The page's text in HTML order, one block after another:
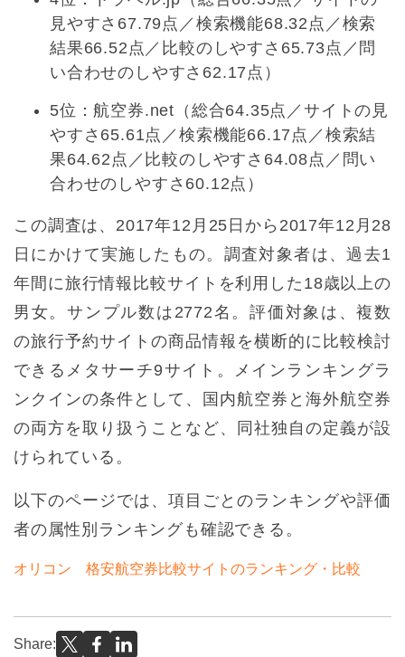
見やすさ67.79点／検索機能68.32点／検索
結果66.52点／比較のしやすさ65.73点／問
い合わせのしやすさ62.17点）
5位：航空券.net（総合64.35点／サイトの見
やすさ65.61点／検索機能66.17点／検索結
果64.62点／比較のしやすさ64.08点／問い
合わせのしやすさ60.12点）
この調査は、2017年12月25日から2017年12月28
日にかけて実施したもの。調査対象者は、過去1
年間に旅行情報比較サイトを利用した18歳以上の
男女。サンプル数は2772名。評価対象は、複数
の旅行予約サイトの商品情報を横断的に比較検討
できるメタサーチ9サイト。メインランキングラ
ンクインの条件として、国内航空券と海外航空券
の両方を取り扱うことなど、同社独自の定義が設
けられている。
以下のページでは、項目ごとのランキングや評価
者の属性別ランキングも確認できる。
オリコン 格安航空券比較サイトのランキング・比較
Share: